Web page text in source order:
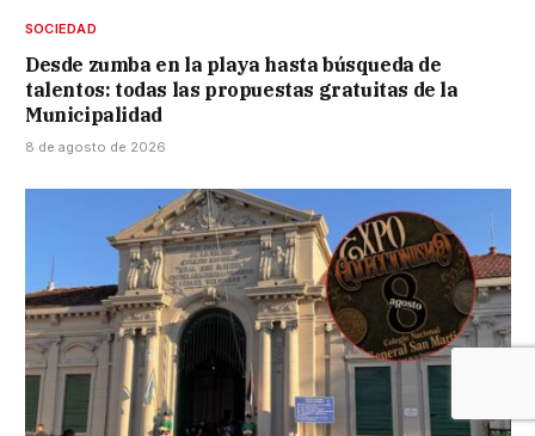
SOCIEDAD
Desde zumba en la playa hasta búsqueda de
talentos: todas las propuestas gratuitas de la
Municipalidad
8 de agosto de 2026